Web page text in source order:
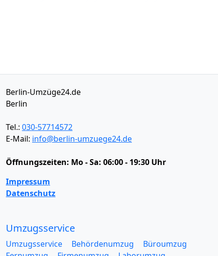
Berlin-Umzüge24.de
Berlin
Tel.: 030-57714572
E-Mail: info@berlin-umzuege24.de
Öffnungszeiten: Mo - Sa: 06:00 - 19:30 Uhr
Impressum
Datenschutz
Umzugsservice
Umzugsservice Behördenumzug
Büroumzug